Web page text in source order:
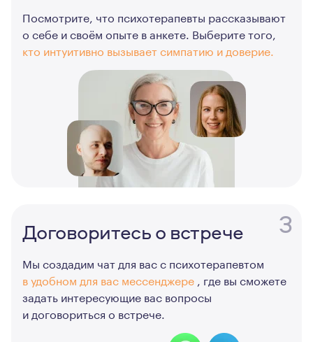
Посмотрите, что психотерапевты рассказывают
о себе и своём опыте в анкете. Выберите того,
кто интуитивно вызывает симпатию и доверие.
3
Договоритесь о встрече
Мы создадим чат для вас с психотерапевтом
в удобном для вас мессенджере , где вы сможете
задать интересующие вас вопросы
и договориться о встрече.